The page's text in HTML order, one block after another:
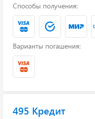
Способы получения:
Варианты погашения:
495 Кредит